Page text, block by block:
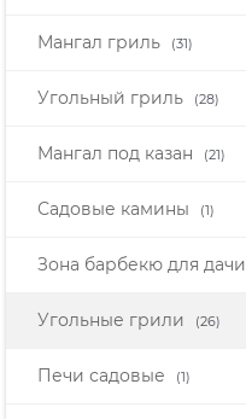
Мангал гриль (31)
Угольный гриль (28)
Мангал под казан (21)
Садовые камины (1)
Зона барбекю для дачи
Угольные грили (26)
Печи садовые (1)